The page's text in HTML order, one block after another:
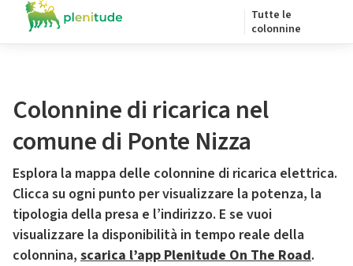
Tutte le
colonnine
Colonnine di ricarica nel
comune di Ponte Nizza
Esplora la mappa delle colonnine di ricarica elettrica.
Clicca su ogni punto per visualizzare la potenza, la
tipologia della presa e l’indirizzo. E se vuoi
visualizzare la disponibilità in tempo reale della
colonnina, scarica l’app Plenitude On The Road.